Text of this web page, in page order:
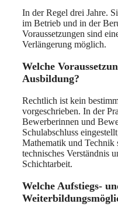
In der Regel drei Jahre.
im Betrieb und in der
Voraussetzungen sind
Verlängerung möglich.
Welche
Ausbildung?
Rechtlich ist kein
vorgeschrieben. In der
Bewerberinnen und
Schulabschluss
Mathematik und Technik
technisches Verständnis
Schichtarbeit.
Welche Aufstiegs-